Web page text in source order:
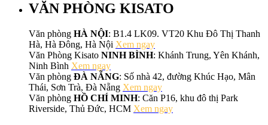
VĂN PHÒNG KISATO
Văn phòng HÀ NỘI: B1.4 LK09. VT20 Khu Đô Thị Thanh
Hà, Hà Đông, Hà Nội Xem ngay
Văn Phòng Kisato NINH BÌNH: Khánh Trung, Yên Khánh,
Ninh Bình Xem ngay
Văn phòng ĐÀ NẴNG: Số nhà 42, đường Khúc Hạo, Mân
Thái, Sơn Trà, Đà Nẵng Xem ngay
Văn phòng HỒ CHÍ MINH: Căn P16, khu đô thị Park
Riverside, Thủ Đức, HCM Xem ngay